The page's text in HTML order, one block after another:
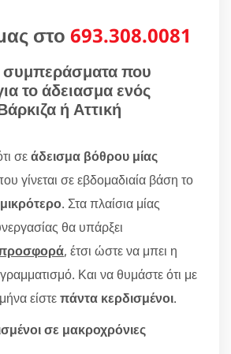
στο 693.308.0081
συμπεράσματα που
το άδειασμα ενός
ή Αττική
σεάδεισμα βόθρου μίας
γίνεται σε εβδομαδιαία βάση το
. Στα πλαίσια μίας
θα υπάρξει
προσφορά, έτσι ώστε να μπει η
Και να θυμάστε ότι με
είστεπάντα κερδισμένοι.
σε μακροχρόνιες